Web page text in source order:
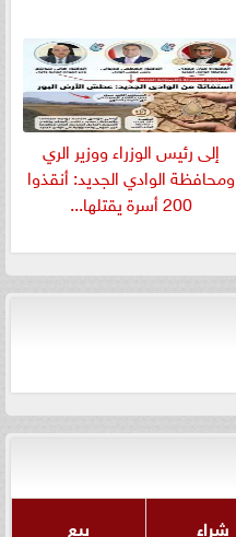
إلى رئيس الوزراء ووزير الري
ومحافظة الوادي الجديد: أنقذوا
200 أسرة يقتلها...
شراء بيع